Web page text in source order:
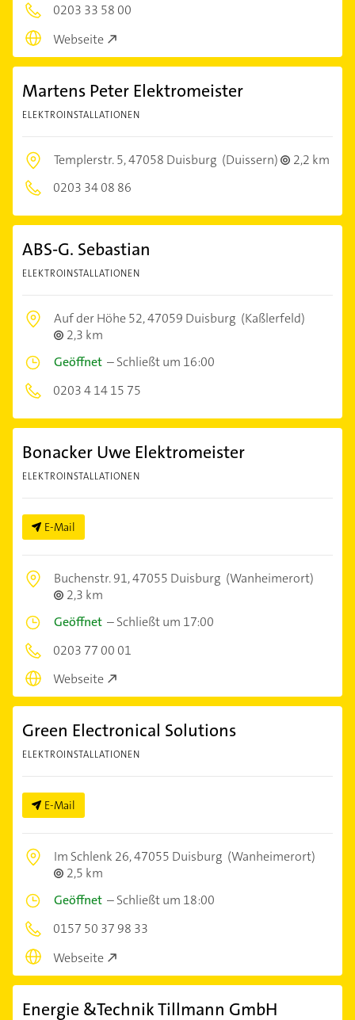
0203 33 58 00
Webseite
Martens Peter Elektromeister
ELEKTROINSTALLATIONEN
Templerstr. 5,47058 Duisburg (Duissern)
2,2 km
0203 34 08 86
ABS-G. Sebastian
ELEKTROINSTALLATIONEN
Auf der Höhe 52,47059 Duisburg (Kaßlerfeld)
2,3 km
Geöffnet –Schließt um 16:00
0203 4 14 15 75
Bonacker Uwe Elektromeister
ELEKTROINSTALLATIONEN
E-Mail
Buchenstr. 91,47055 Duisburg (Wanheimerort)
2,3 km
Geöffnet –Schließt um 17:00
0203 77 00 01
Webseite
Green Electronical Solutions
ELEKTROINSTALLATIONEN
E-Mail
Im Schlenk 26,47055 Duisburg (Wanheimerort)
2,5 km
Geöffnet –Schließt um 18:00
0157 50 37 98 33
Webseite
Energie &Technik Tillmann GmbH